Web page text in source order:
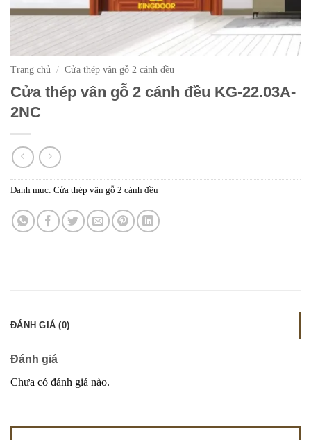
Trang chủ / Cửa thép vân gỗ 2 cánh đều
Cửa thép vân gỗ 2 cánh đều KG-22.03A-
2NC
Danh mục: Cửa thép vân gỗ 2 cánh đều
ĐÁNH GIÁ (0)
Đánh giá
Chưa có đánh giá nào.